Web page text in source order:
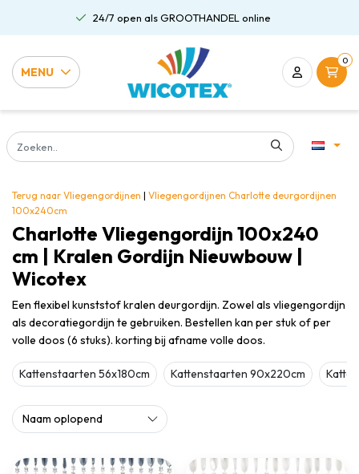
24/7 open als GROOTHANDEL online
MENU
0
Terug naar Vliegengordijnen | Vliegengordijnen Charlotte deurgordijnen
100x240cm
Charlotte Vliegengordijn 100x240
cm | Kralen Gordijn Nieuwbouw |
Wicotex
Een flexibel kunststof kralen deurgordijn. Zowel als vliegengordijn
als decoratiegordijn te gebruiken. Bestellen kan per stuk of per
volle doos (6 stuks). korting bij afname volle doos.
Kattenstaarten 56x180cm Kattenstaarten 90x220cm